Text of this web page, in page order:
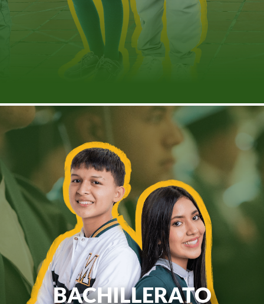
BACHILLERATO